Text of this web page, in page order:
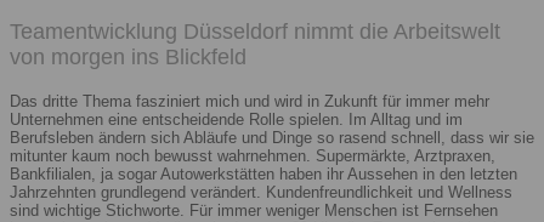
Teamentwicklung Düsseldorf nimmt die Arbeitswelt
von morgen ins Blickfeld
Das dritte Thema fasziniert mich und wird in Zukunft für immer mehr
Unternehmen eine entscheidende Rolle spielen. Im Alltag und im
Berufsleben ändern sich Abläufe und Dinge so rasend schnell, dass wir sie
mitunter kaum noch bewusst wahrnehmen. Supermärkte, Arztpraxen,
Bankfilialen, ja sogar Autowerkstätten haben ihr Aussehen in den letzten
Jahrzehnten grundlegend verändert. Kundenfreundlichkeit und Wellness
sind wichtige Stichworte. Für immer weniger Menschen ist Fernsehen